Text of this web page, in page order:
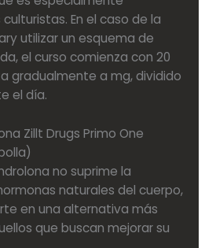
En el caso de la
utilizar un esquema de
el curso comienza con 20
gradualmente a mg, dividido
el día.
Zillt Drugs Primo One
no suprime la
naturales del cuerpo,
en una alternativa más
que buscan mejorar su